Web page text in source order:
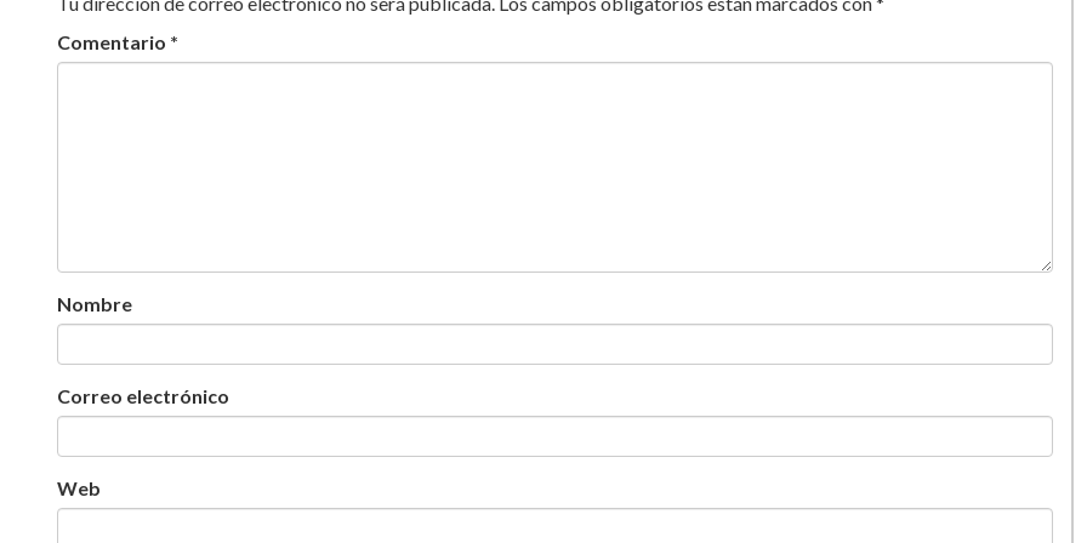
Comentario *
Nombre
Correo electrónico
Web